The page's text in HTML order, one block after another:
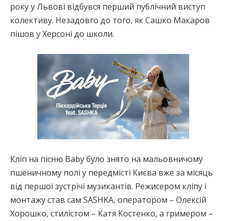
року у Львові відбувся перший публічний виступ
колективу. Незадовго до того, як Сашко Макаров
пішов у Херсоні до школи.
Кліп на пісню Baby було знято на мальовничому
пшеничному полі у передмісті Києва вже за місяць
від першої зустрічі музикантів. Режисером кліпу і
монтажу став сам SASHKA, оператором – Олексій
Хорошко, стилістом – Катя Костенко, а гримером –